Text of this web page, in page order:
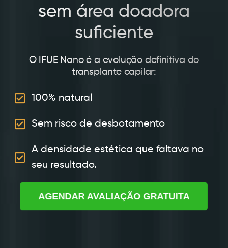
sem área doadora
suficiente
O IFUE Nano é a evolução definitiva do
transplante capilar:
100% natural
Sem risco de desbotamento
A densidade estética que faltava no
seu resultado.
AGENDAR AVALIAÇÃO GRATUITA